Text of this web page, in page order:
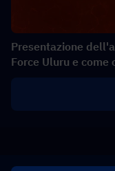
Presentazione
Force Uluru e come